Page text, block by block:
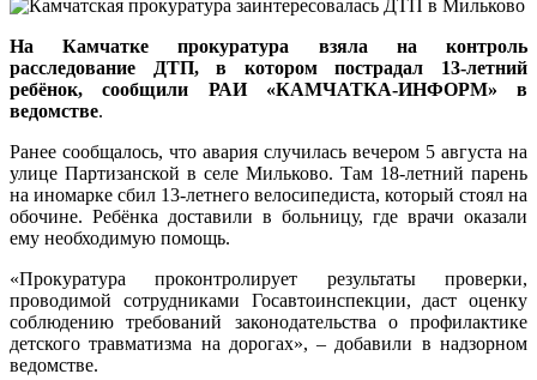
На Камчатке прокуратура взяла на контроль
расследование ДТП, в котором пострадал 13-летний
ребёнок, сообщили РАИ «КАМЧАТКА-ИНФОРМ» в
ведомстве.
Ранее сообщалось, что авария случилась вечером 5 августа на
улице Партизанской в селе Мильково. Там 18-летний парень
на иномарке сбил 13-летнего велосипедиста, который стоял на
обочине. Ребёнка доставили в больницу, где врачи оказали
ему необходимую помощь.
«Прокуратура проконтролирует результаты проверки,
проводимой сотрудниками Госавтоинспекции, даст оценку
соблюдению требований законодательства о профилактике
детского травматизма на дорогах», – добавили в надзорном
ведомстве.